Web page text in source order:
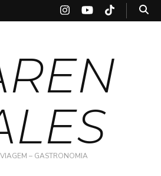
– GASTRONOMIA